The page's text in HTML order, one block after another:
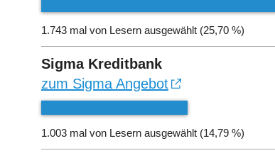
1.743 mal von Lesern ausgewählt (25,70 %)
Sigma Kreditbank
zum Sigma Angebot
1.003 mal von Lesern ausgewählt (14,79 %)